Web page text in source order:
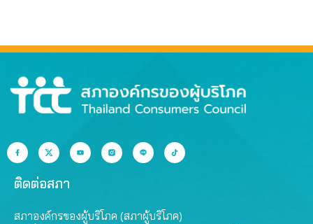
ติดต่อสภา
สภาองค์กรของผู้บริโภค (สภาผู้บริโภค)